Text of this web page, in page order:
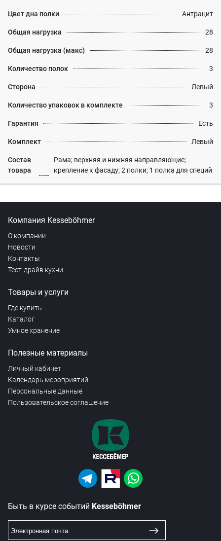
Цвет дна полки Антрацит
Общая нагрузка 28
Общая нагрузка (макс) 28
Количество полок 3
Сторона Левый
Количество упаковок в комплекте 3
Гарантия Есть
Комплект Левый
Состав
товара
Рама; верхняя и нижняя направляющие;
крепление к фасаду; 2 полки; 1 полка для специй
Компания Kesseböhmer
О компании
Новости
Контакты
Тест-драйв кухни
Товары и услуги
Где купить
Каталог
Умное хранение
Полезные материалы
Личный кабинет
Календарь мероприятий
Персональные данные
Пользовательское соглашение
Быть в курсе событий Kesseböhmer